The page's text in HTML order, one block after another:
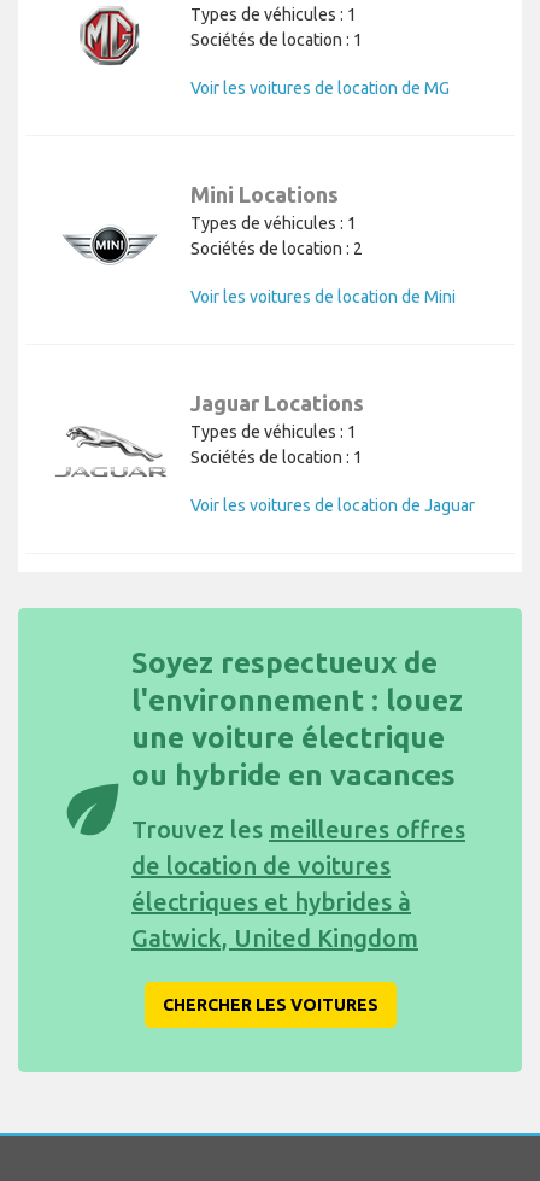
Types de véhicules : 1
Sociétés de location : 1
Voir les voitures de location de MG
Mini Locations
Types de véhicules : 1
Sociétés de location : 2
Voir les voitures de location de Mini
Jaguar Locations
Types de véhicules : 1
Sociétés de location : 1
Voir les voitures de location de Jaguar
eco
Soyez respectueux de
l'environnement : louez
une voiture électrique
ou hybride en vacances
Trouvez les meilleures offres
de location de voitures
électriques et hybrides à
Gatwick, United Kingdom
CHERCHER LES VOITURES